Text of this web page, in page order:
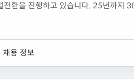
전환을 진행하고 있습니다. 25년까지
채용 정보